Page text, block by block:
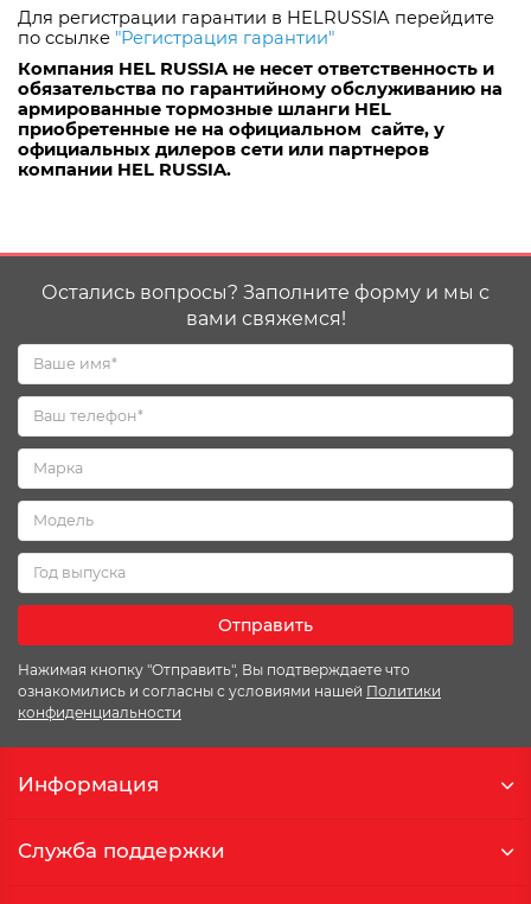
Для регистрации гарантии в HELRUSSIA перейдите
по ссылке "Регистрация гарантии"
Компания HEL RUSSIA не несет ответственность и
обязательства по гарантийному обслуживанию на
армированные тормозные шланги HEL
приобретенные не на официальном  сайте, у
официальных дилеров сети или партнеров
компании HEL RUSSIA.
Остались вопросы? Заполните форму и мы с
вами свяжемся!
Отправить
Нажимая кнопку "Отправить", Вы подтверждаете что
ознакомились и согласны с условиями нашей Политики
конфиденциальности
Информация
Служба поддержки